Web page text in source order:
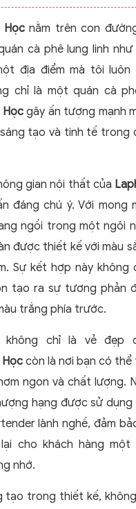
Họcnằm trên con
cà phê lung linh
địa điểm mà tôi
chỉ là một quán cà
Họcgây ấn tượng mạnh
tạo và tinh tế trong
gian nội thất của
đáng chú ý. Với mong
ngồi trong một ngôi
được thiết kế với màu
Sự kết hợp này
tạo ra sự tương phản
trắng phía trước.
không chỉ là vẻ đẹp
Họccòn là nơi bạn có
ngon và chất lượng.
hạng được sử
lành nghề, đảm
cho khách hàng một
nhớ.
tạo trong thiết kế,